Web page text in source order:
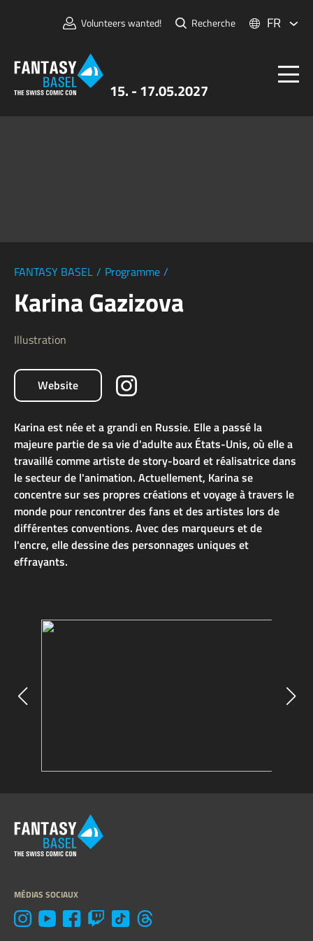
15. - 17.05.2027
Volunteers wanted! Recherche FR
FANTASY BASEL / Programme /
Karina Gazizova
Illustration
Website
Karina est née et a grandi en Russie. Elle a passé la
majeure partie de sa vie d'adulte aux États-Unis, où elle a
travaillé comme artiste de story-board et réalisatrice dans
le secteur de l'animation. Actuellement, Karina se
concentre sur ses propres créations et voyage à travers le
monde pour rencontrer des fans et des artistes lors de
différentes conventions. Avec des marqueurs et de
l'encre, elle dessine des personnages uniques et
effrayants.
MÉDIAS SOCIAUX